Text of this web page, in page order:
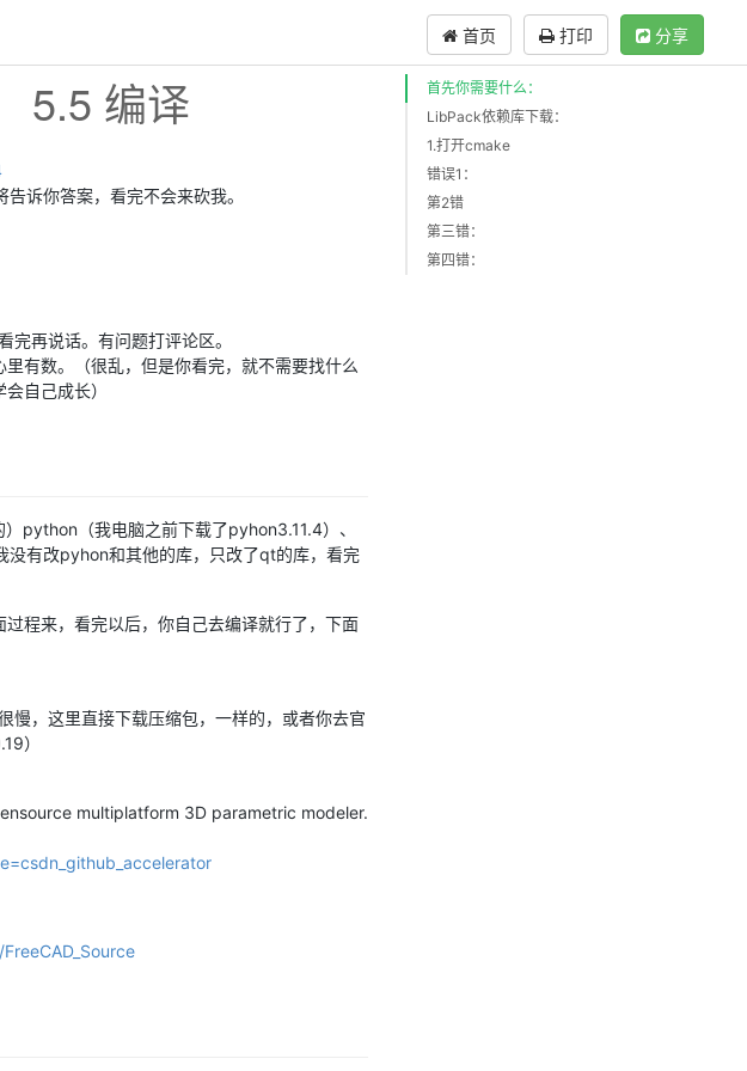
首页 打印 分享
5.5 编译
首先你需要什么：
LibPack依赖库下载：
1.打开cmake
错误1：
第2错
第三错：
第四错：
诉你答案，看完不会来砍我。
再说话。有问题打评论区。
有数。（很乱，但是你看完，就不需要找什么
自己成长）
python（我电脑之前下载了pyhon3.11.4）、
有改pyhon和其他的库，只改了qt的库，看完
过程来，看完以后，你自己去编译就行了，下面
，这里直接下载压缩包，一样的，或者你去官
）
multiplatform 3D parametric modeler.